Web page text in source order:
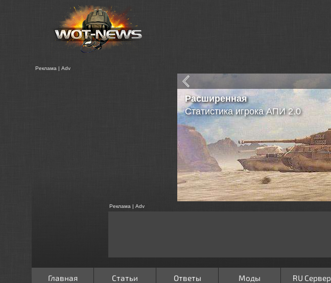
Реклама | Adv
Расширенная
Статистика игрока АПИ 2.0
Реклама | Adv
Главная Статьи Ответы Моды RU Сервер